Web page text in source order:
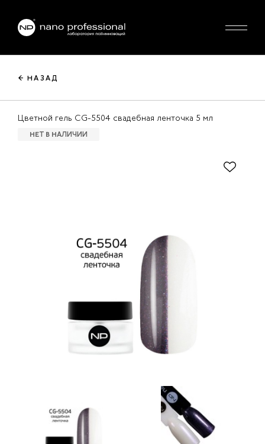
← НАЗАД
Цветной гель CG-5504 свадебная ленточка 5 мл
НЕТ В НАЛИЧИИ